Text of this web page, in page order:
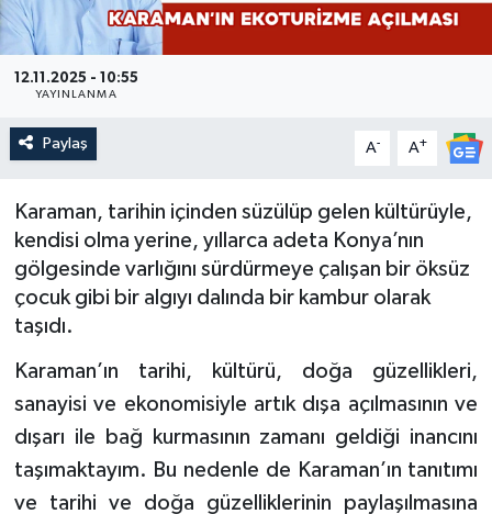
12.11.2025 - 10:55
YAYINLANMA
Paylaş A- A+
Karaman, tarihin içinden süzülüp gelen kültürüyle,
kendisi olma yerine, yıllarca adeta Konya’nın
gölgesinde varlığını sürdürmeye çalışan bir öksüz
çocuk gibi bir algıyı dalında bir kambur olarak
taşıdı.
Karaman’ın tarihi, kültürü, doğa güzellikleri,
sanayisi ve ekonomisiyle artık dışa açılmasının ve
dışarı ile bağ kurmasının zamanı geldiği inancını
taşımaktayım. Bu nedenle de Karaman’ın tanıtımı
ve tarihi ve doğa güzelliklerinin paylaşılmasına